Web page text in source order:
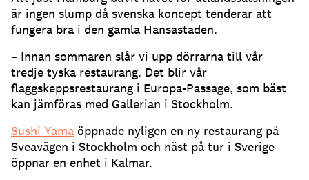
är ingen slump då svenska koncept tenderar att
fungera bra i den gamla Hansastaden.
– Innan sommaren slår vi upp dörrarna till vår
tredje tyska restaurang. Det blir vår
flaggskeppsrestaurang i Europa-Passage, som bäst
kan jämföras med Gallerian i Stockholm.
Sushi Yama öppnade nyligen en ny restaurang på
Sveavägen i Stockholm och näst på tur i Sverige
öppnar en enhet i Kalmar.